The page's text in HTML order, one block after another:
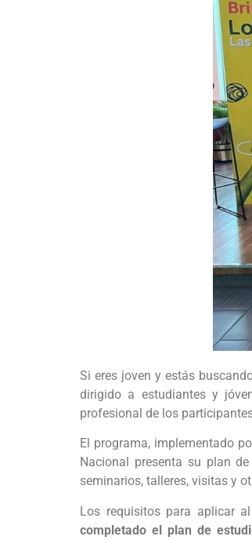
Si eres joven y estás
dirigido a estudiantes y
profesional de los
El programa, implementado
Nacional presenta su plan
seminarios, talleres, visitas y
Los requisitos para aplicar
completado el plan de